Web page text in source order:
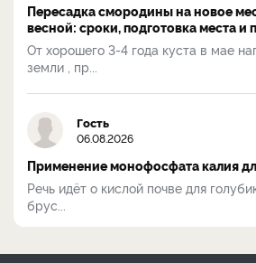
Пересадка смородины на новое
весной: сроки, подготовка места и
От хорошего 3-4 года куста в мае
земли , пр...
Гость
06.08.2026
Применение монофосфата калия
Речь идёт о кислой почве для
брус...